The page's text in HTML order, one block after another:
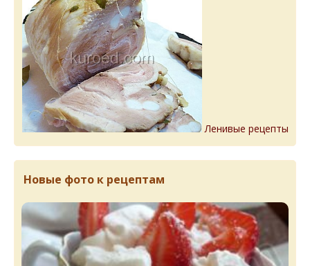
Ленивые рецепты
Новые фото к рецептам